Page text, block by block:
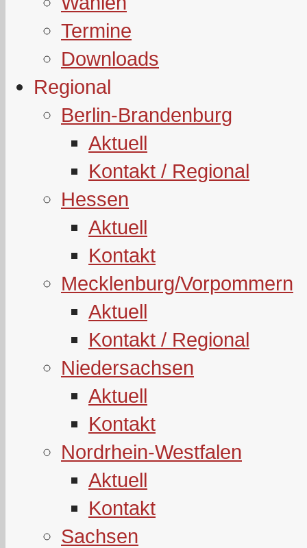
Termine
Downloads
Regional
Berlin-Brandenburg
Aktuell
Kontakt / Regional
Hessen
Aktuell
Kontakt
Mecklenburg/Vorpommern
Aktuell
Kontakt / Regional
Niedersachsen
Aktuell
Kontakt
Nordrhein-Westfalen
Aktuell
Kontakt
Sachsen